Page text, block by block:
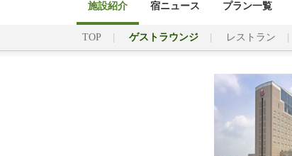
施設紹介 宿ニュース プラン一覧
TOP ゲストラウンジ レストラン